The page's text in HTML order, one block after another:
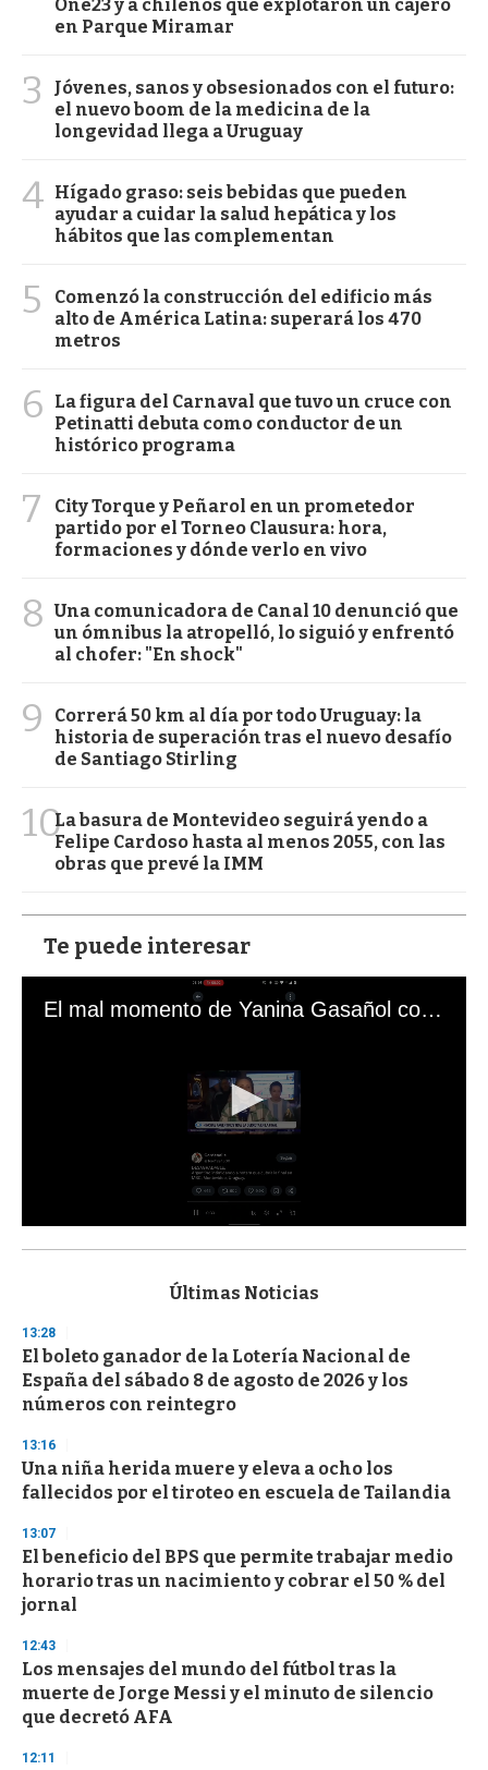
One23 y a chilenos que explotaron un cajero
en Parque Miramar
3
Jóvenes, sanos y obsesionados con el futuro:
el nuevo boom de la medicina de la
longevidad llega a Uruguay
4 Hígado graso: seis bebidas que pueden
ayudar a cuidar la salud hepática y los
hábitos que las complementan
5
Comenzó la construcción del edificio más
alto de América Latina: superará los 470
metros
6
La figura del Carnaval que tuvo un cruce con
Petinatti debuta como conductor de un
histórico programa
7
City Torque y Peñarol en un prometedor
partido por el Torneo Clausura: hora,
formaciones y dónde verlo en vivo
8 Una comunicadora de Canal 10 denunció que
un ómnibus la atropelló, lo siguió y enfrentó
al chofer: "En shock"
9
Correrá 50 km al día por todo Uruguay: la
historia de superación tras el nuevo desafío
de Santiago Stirling
10La basura de Montevideo seguirá yendo a
Felipe Cardoso hasta al menos 2055, con las
obras que prevé la IMM
Te puede interesar
El mal momento de Yanina Gasañol con un hincha argentino en "Subrayado"
s
d
s
o
f
3
s
e
c
o
d
s
Últimas Noticias
13:28
El boleto ganador de la Lotería Nacional de
España del sábado 8 de agosto de 2026 y los
números con reintegro
13:16
Una niña herida muere y eleva a ocho los
fallecidos por el tiroteo en escuela de Tailandia
13:07
El beneficio del BPS que permite trabajar medio
horario tras un nacimiento y cobrar el 50 % del
jornal
12:43
Los mensajes del mundo del fútbol tras la
muerte de Jorge Messi y el minuto de silencio
que decretó AFA
12:11